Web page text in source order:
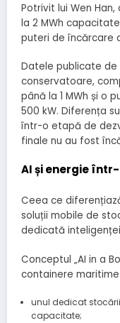
Potrivit lui Wen
la 2 MWh
puteri de încărcare
Datele publicate de
conservatoare,
până la 1 MWh și o
500 kW. Diferența
într-o etapă de
finale nu au fost
AI și energie
Ceea ce
soluții mobile de
dedicată
Conceptul „AI in a
containere
unul dedicat
capacitate;